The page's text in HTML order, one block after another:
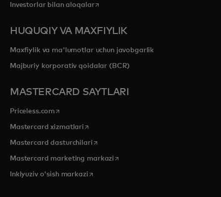
Investorlar bilan aloqalaropens in a new tab
HUQUQIY VA MAXFIYLIK
Maxfiylik va ma'lumotlar uchun javobgarlik
Majburiy korporativ qoidalar (BCR)
MASTERCARD SAYTLARI
Priceless.com opens in a new tab
Mastercard xizmatlari opens in a new tab
Mastercard dasturchilariopens in a new tab
Mastercard marketing markazi opens in a new tab
Inklyuziv o'sish markaziopens in a new tab